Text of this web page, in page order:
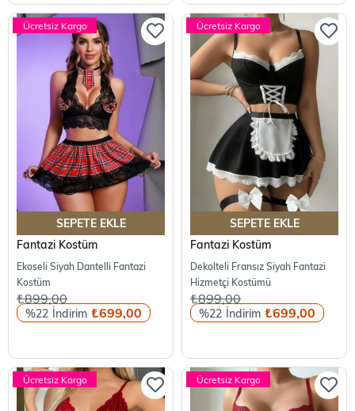
SEPETE EKLE
Fantazi Kostüm
Ekoseli Siyah Dantelli Fantazi
Kostüm
%22 ₺699,00
₺899,00
Ücretsiz Kargo
SEPETE EKLE
Fantazi Kostüm
Dekolteli Fransız Siyah Fantazi
Hizmetçi Kostümü
%22 ₺699,00
₺899,00
Ücretsiz Kargo
Ücretsiz Kargo Ücretsiz Kargo